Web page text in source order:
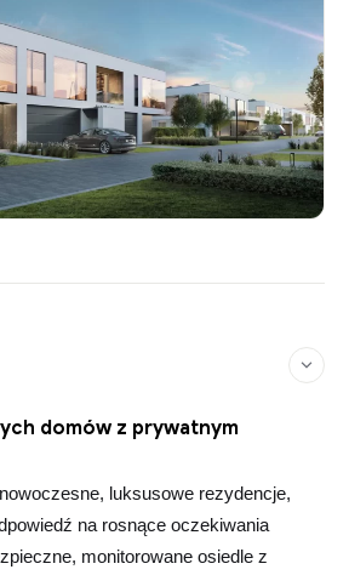
domów z prywatnym
luksusowe rezydencje,
na rosnące oczekiwania
monitorowane osiedle z